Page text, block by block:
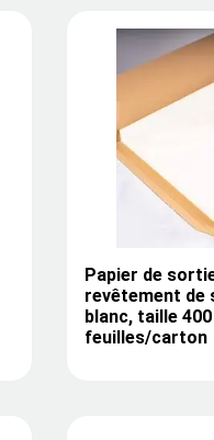
Papier de
revêtement de
blanc, taille
feuilles/carton